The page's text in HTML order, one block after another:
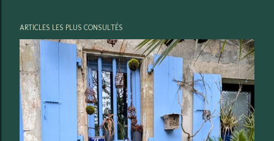
ARTICLES LES PLUS CONSULTÉS